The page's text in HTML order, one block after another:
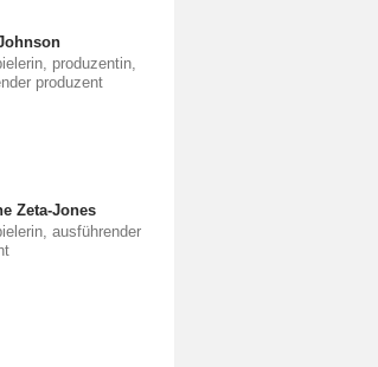
produzentin,
produzent
Zeta-Jones
ausführender